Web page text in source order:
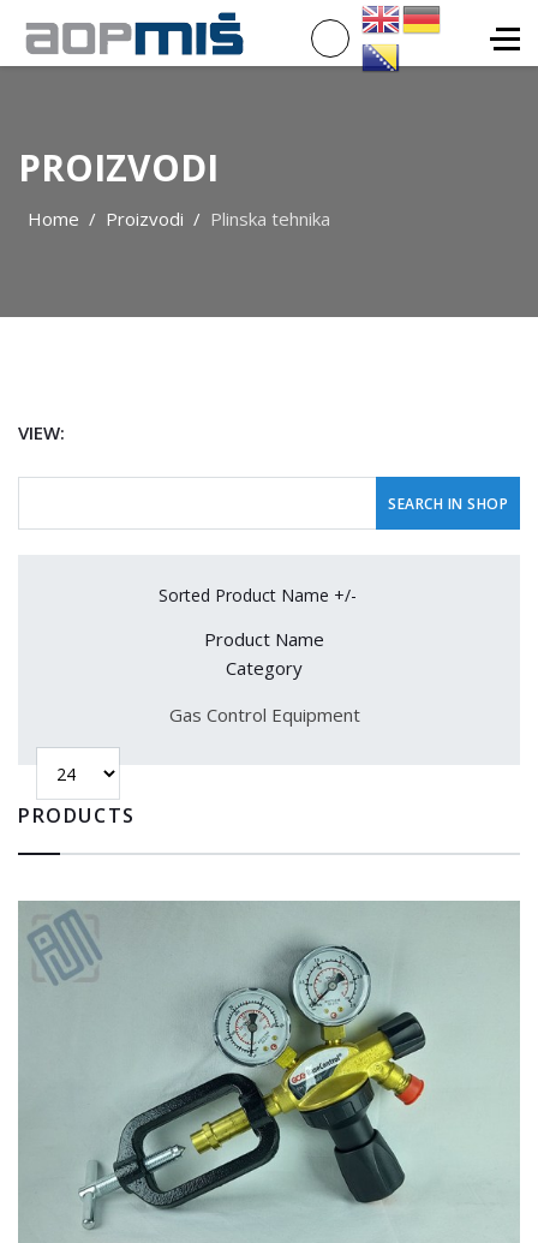
PROIZVODI
Home Proizvodi Plinska tehnika
VIEW:
Sorted Product Name +/-
Product Name
Category
Gas Control Equipment
PRODUCTS